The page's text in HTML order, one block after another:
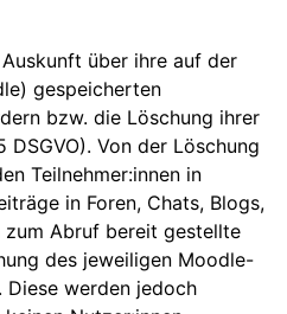
über ihre auf der
gespeicherten
bzw. die Löschung ihrer
Von der Löschung
Teilnehmer:innen in
in Foren, Chats, Blogs,
Abruf bereit gestellte
des jeweiligen Moodle-
Diese werden jedoch